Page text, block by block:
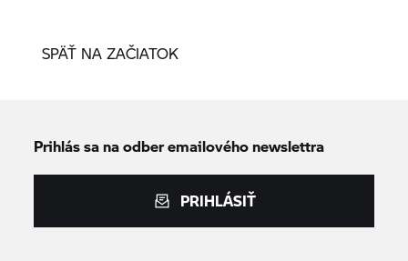
SPÄŤ NA ZAČIATOK
Prihlás sa na odber emailového newslettra
PRIHLÁSIŤ